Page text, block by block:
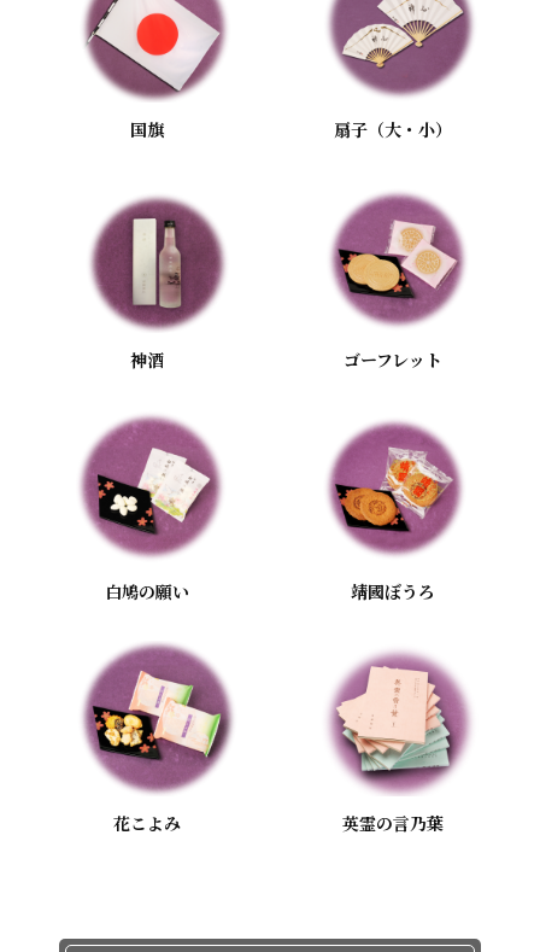
国旗 扇子（大・小）
神酒 ゴーフレット
白鳩の願い 靖國ぼうろ
花こよみ 英霊の言乃葉